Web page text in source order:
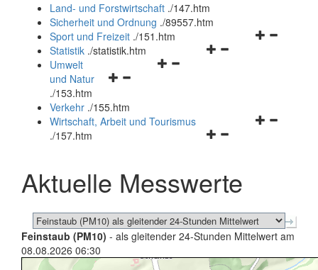
und
schließen
Land- und Forstwirtschaft ./147.htm
Sicherheit und Ordnung ./89557.htm
Navigationsmenü
Sport und Freizeit ./151.htm
Navigationsmenü
Statistik ./statistik.htm
Navigationsmenü
und
schließen
Umwelt
und Natur
./153.htm
Verkehr ./155.htm
Navigationsmenü
schließen
Wirtschaft, Arbeit und Tourismus
./157.htm
Aktuelle Messwerte
Feinstaub (PM10) - als gleitender 24-Stunden Mittelwert am
08.08.2026 06:30